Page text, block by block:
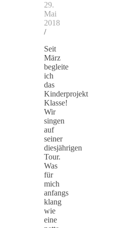
29.
Mai
2018
/
Seit
März
begleite
ich
das
Kinderprojekt
Klasse!
Wir
singen
auf
seiner
diesjährigen
Tour.
Was
für
mich
anfangs
klang
wie
eine